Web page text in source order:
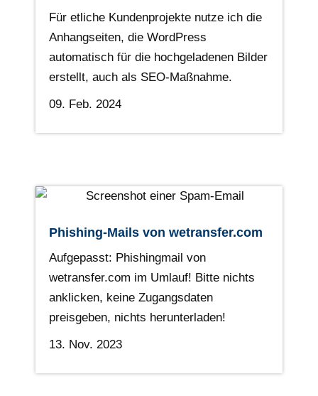
Für etliche Kundenprojekte nutze ich die
Anhangseiten, die WordPress
automatisch für die hochgeladenen Bilder
erstellt, auch als SEO-Maßnahme.
09. Feb. 2024
Phishing-Mails von wetransfer.com
Aufgepasst: Phishingmail von
wetransfer.com im Umlauf! Bitte nichts
anklicken, keine Zugangsdaten
preisgeben, nichts herunterladen!
13. Nov. 2023